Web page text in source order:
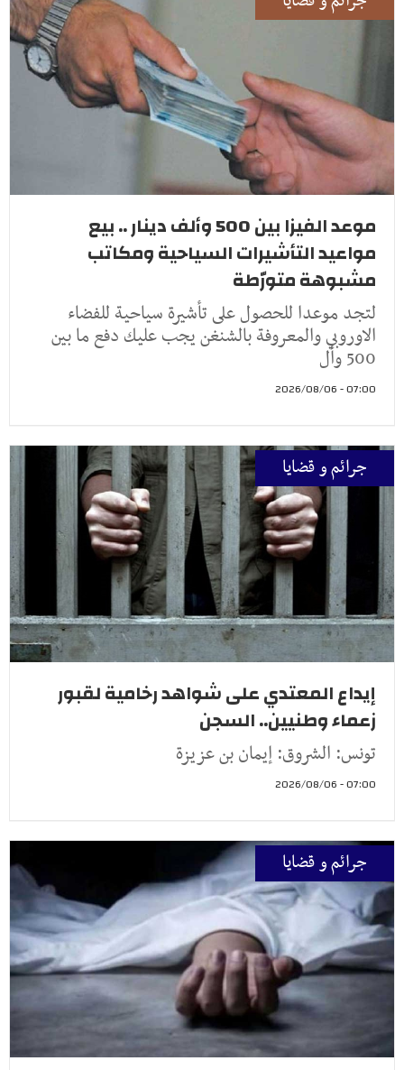
موعد الفيزا بين 500 وألف دينار .. بيع
مواعيد التأشيرات السياحية ومكاتب
مشبوهة متورّطة
لتجد موعدا للحصول على تأشيرة سياحية للفضاء
الاوروبي والمعروفة بالشنغن يجب عليك دفع ما بين
500 وأل
07:00 - 2026/08/06
جرائم و قضايا
إيداع المعتدي على شواهد رخامية لقبور
زعماء وطنيين.. السجن
تونس: الشروق: إيمان بن عزيزة
07:00 - 2026/08/06
جرائم و قضايا